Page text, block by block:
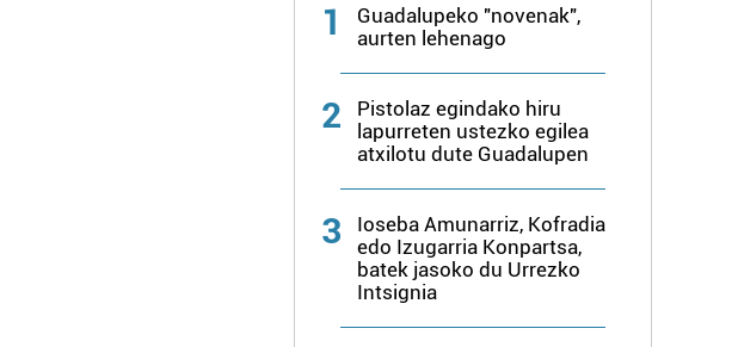
1
Guadalupeko "novenak",
aurten lehenago
2
Pistolaz egindako hiru
lapurreten ustezko egilea
atxilotu dute Guadalupen
3
Ioseba Amunarriz, Kofradia
edo Izugarria Konpartsa,
batek jasoko du Urrezko
Intsignia